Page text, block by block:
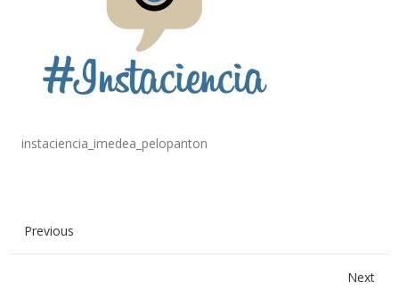
instaciencia_imedea_pelopanton
Previous
Next